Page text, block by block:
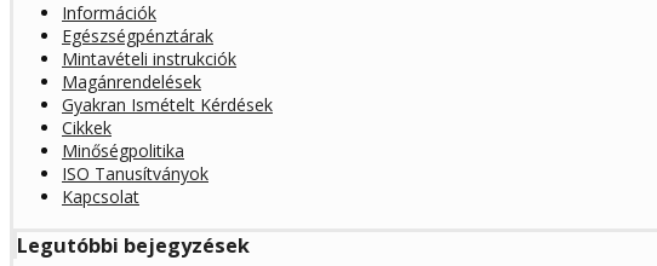
Információk
Egészségpénztárak
Mintavételi instrukciók
Magánrendelések
Gyakran Ismételt Kérdések
Cikkek
Minőségpolitika
ISO Tanusítványok
Kapcsolat
Legutóbbi bejegyzések